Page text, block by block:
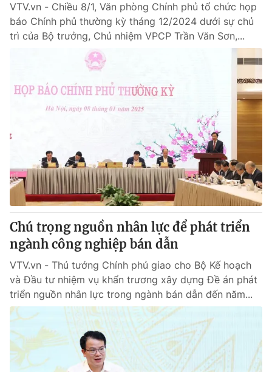
Photo Infographic
Video Shorts video
VTV Sức khoẻ Bất động sản
Thị trường 24h Tấm lòng Việt
VTV4 Vươn mình bằng AI
VTV9 VTV8
Liên hệ tòa soạn
THỜI BÁO VTV
Theo dõi báo trên
VTV.vn - Chiều 8/1, Văn phòng Chính phủ tổ chức họp
báo Chính phủ thường kỳ tháng 12/2024 dưới sự chủ
trì của Bộ trưởng, Chủ nhiệm VPCP Trần Văn Sơn,...
Chú trọng nguồn nhân lực để phát triển
ngành công nghiệp bán dẫn
VTV.vn - Thủ tướng Chính phủ giao cho Bộ Kế hoạch
và Đầu tư nhiệm vụ khẩn trương xây dựng Đề án phát
triển nguồn nhân lực trong ngành bán dẫn đến năm...